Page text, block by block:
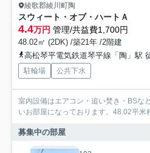
綾歌郡綾川町陶
スウィート・オブ・ハートＡ
4.4万円 管理/共益費1,700円
48.02㎡ (2DK) /築21年 /2階建
高松琴平電気鉄道琴平線「陶」駅
駐輪場 公共下水
室内設備はエアコン・追い焚き・BSな
いお部屋になっております。48.02平米
募集中の部屋